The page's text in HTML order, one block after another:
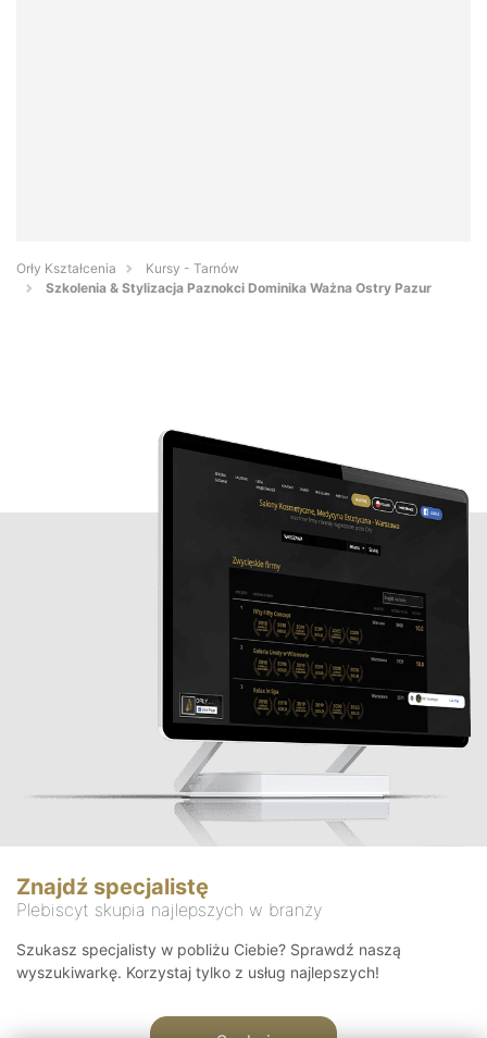
Orły Kształcenia
Kursy - Tarnów
Szkolenia & Stylizacja Paznokci Dominika Ważna Ostry Pazur
Znajdź specjalistę
Plebiscyt skupia najlepszych w branży
Szukasz specjalisty w pobliżu Ciebie? Sprawdź naszą
wyszukiwarkę. Korzystaj tylko z usług najlepszych!